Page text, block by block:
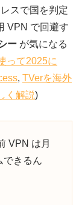
スで国を判定
VPN で回避す
ー が気になる
って2025に
, TVerを海外
く解説)
VPN は月
できるん